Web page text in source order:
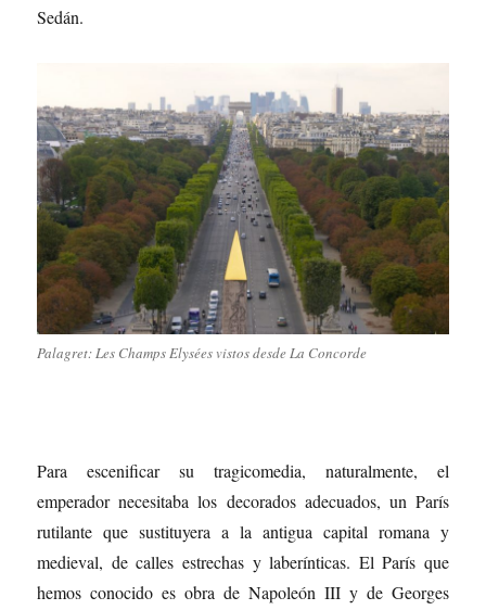
Sedán.
Palagret: Les Champs Elysées vistos desde La Concorde
Para escenificar su tragicomedia, naturalmente, el
emperador necesitaba los decorados adecuados, un París
rutilante que sustituyera a la antigua capital romana y
medieval, de calles estrechas y laberínticas. El París que
hemos conocido es obra de Napoleón III y de Georges